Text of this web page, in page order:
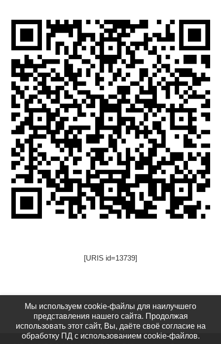
[URIS id=13739]
[URIS id=17522]
Мы используем cookie-файлы для наилучшего
представления нашего сайта. Продолжая
использовать этот сайт, Вы, даёте своё согласие на
обработку ПД с использованием cookie-файлов.